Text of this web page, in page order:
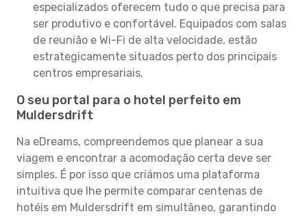
especializados oferecem tudo o que precisa para
ser produtivo e confortável. Equipados com salas
de reunião e Wi-Fi de alta velocidade, estão
estrategicamente situados perto dos principais
centros empresariais.
O seu portal para o hotel perfeito em
Muldersdrift
Na eDreams, compreendemos que planear a sua
viagem e encontrar a acomodação certa deve ser
simples. É por isso que criámos uma plataforma
intuitiva que lhe permite comparar centenas de
hotéis em Muldersdrift em simultâneo, garantindo